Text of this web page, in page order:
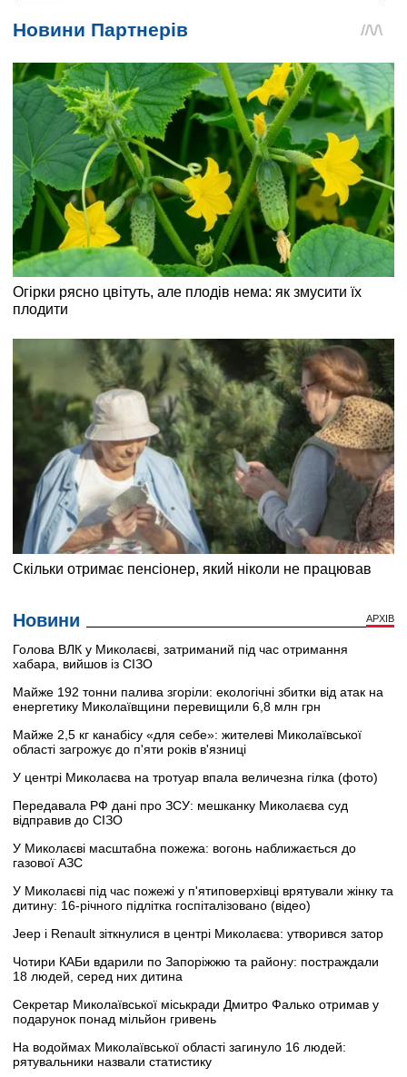
Новини АРХІВ
Голова ВЛК у Миколаєві, затриманий під час отримання
хабара, вийшов із СІЗО
Майже 192 тонни палива згоріли: екологічні збитки від атак на
енергетику Миколаївщини перевищили 6,8 млн грн
Майже 2,5 кг канабісу «для себе»: жителеві Миколаївської
області загрожує до п'яти років в'язниці
У центрі Миколаєва на тротуар впала величезна гілка (фото)
Передавала РФ дані про ЗСУ: мешканку Миколаєва суд
відправив до СІЗО
У Миколаєві масштабна пожежа: вогонь наближається до
газової АЗС
У Миколаєві під час пожежі у п'ятиповерхівці врятували жінку та
дитину: 16-річного підлітка госпіталізовано (відео)
Jeep і Renault зіткнулися в центрі Миколаєва: утворився затор
Чотири КАБи вдарили по Запоріжжю та району: постраждали
18 людей, серед них дитина
Секретар Миколаївської міськради Дмитро Фалько отримав у
подарунок понад мільйон гривень
На водоймах Миколаївської області загинуло 16 людей:
рятувальники назвали статистику